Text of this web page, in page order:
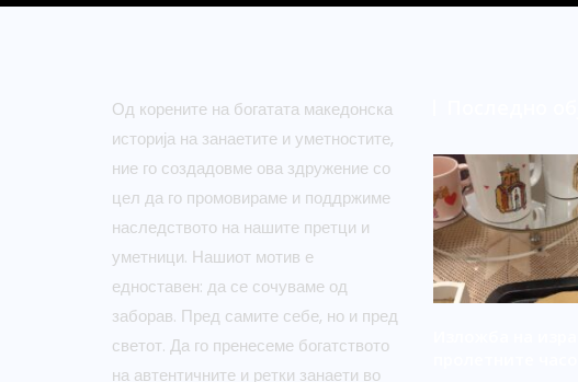
Од корените на богатата македонска
историја на занаетите и уметностите,
ние го создадовме ова здружение со
цел да го промовираме и поддржиме
наследството на нашите претци и
уметници. Нашиот мотив е
едноставен: да се сочуваме од
заборав. Пред самите себе, но и пред
светот. Да го пренесеме богатството
на автентичните и ретки занаети во